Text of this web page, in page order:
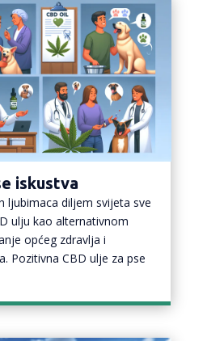
iskustva
ljubimaca diljem svijeta sve
ulju kao alternativnom
općeg zdravlja i
Pozitivna CBD ulje za pse